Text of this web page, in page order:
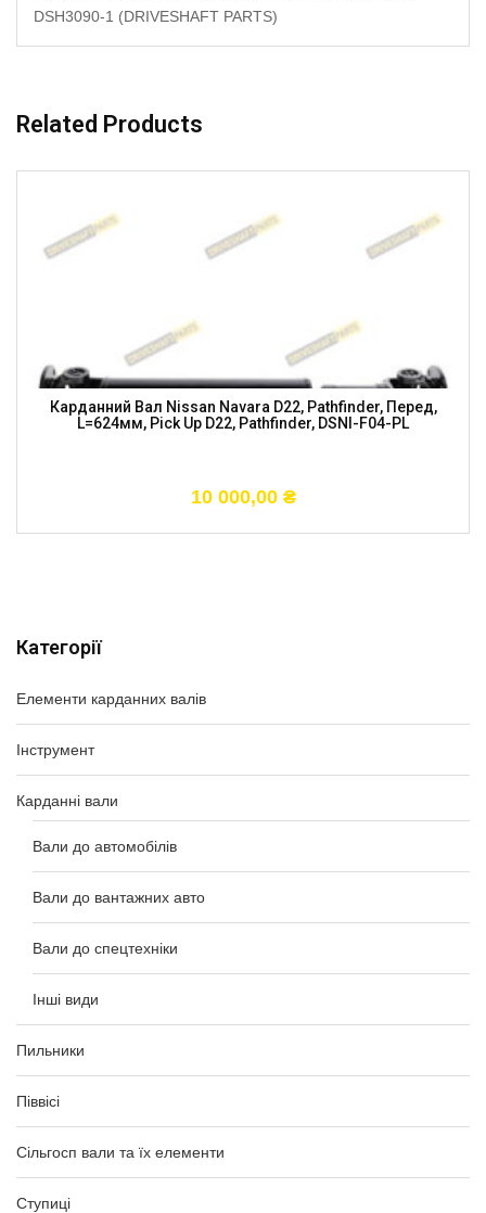
Категорії
Елементи карданних валів
Інструмент
Карданні вали
Вали до автомобілів
Вали до вантажних авто
Вали до спецтехніки
Інші види
Пильники
Піввісі
Сільгосп вали та їх елементи
Ступиці
DSH3090-1 (DRIVESHAFT PARTS)
Related Products
Карданний Вал Nissan Navara D22, Pathfinder, Перед,
L=624мм, Pick Up D22, Pathfinder, DSNI-F04-PL
10 000,00 ₴